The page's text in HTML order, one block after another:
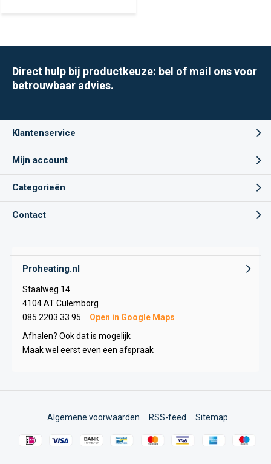
Direct hulp bij productkeuze: bel of mail ons voor
betrouwbaar advies.
Klantenservice
Mijn account
Categorieën
Contact
Proheating.nl
Staalweg 14
4104 AT Culemborg
085 2203 33 95
Open in Google Maps
Afhalen? Ook dat is mogelijk
Maak wel eerst even een afspraak
Algemene voorwaarden RSS-feed Sitemap